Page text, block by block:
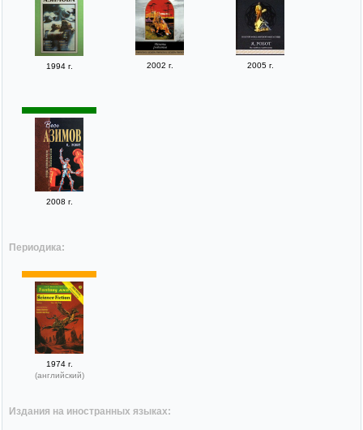
1994 г. 2002 г. 2005 г.
2008 г.
Периодика:
1974 г.
(английский)
Издания на иностранных языках: